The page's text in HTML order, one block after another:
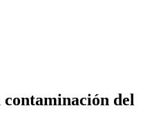
del